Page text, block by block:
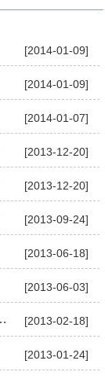
[2014-01-09]
[2014-01-09]
[2014-01-07]
[2013-12-20]
[2013-12-20]
[2013-09-24]
[2013-06-18]
[2013-06-03]
[2013-02-18]
[2013-01-24]